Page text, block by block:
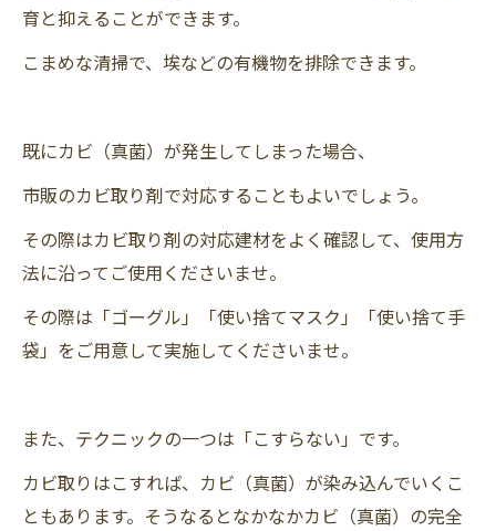
育と抑えることができます。
こまめな清掃で、埃などの有機物を排除できます。
既にカビ（真菌）が発生してしまった場合、
市販のカビ取り剤で対応することもよいでしょう。
その際はカビ取り剤の対応建材をよく確認して、使用方
法に沿ってご使用くださいませ。
その際は「ゴーグル」「使い捨てマスク」「使い捨て手
袋」をご用意して実施してくださいませ。
また、テクニックの一つは「こすらない」です。
カビ取りはこすれば、カビ（真菌）が染み込んでいくこ
ともあります。そうなるとなかなかカビ（真菌）の完全